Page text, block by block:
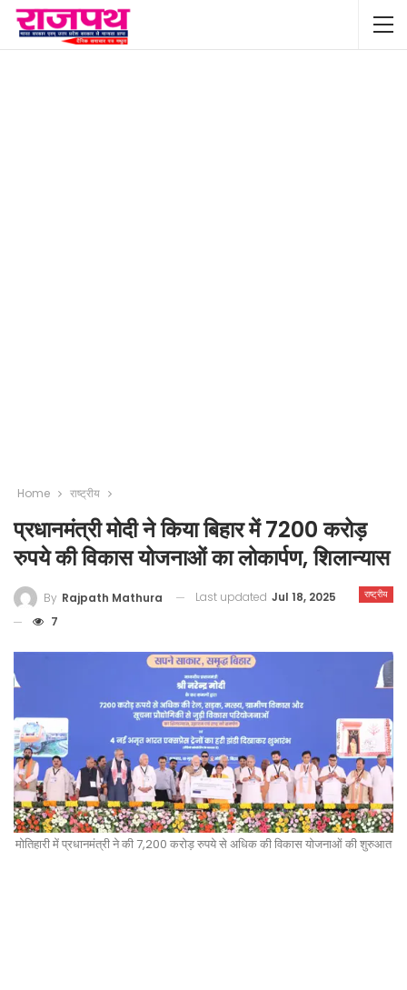
Home राष्ट्रीय
प्रधानमंत्री मोदी ने किया बिहार में 7200 करोड़
रुपये की विकास योजनाओं का लोकार्पण, शिलान्यास
राष्ट्रीय
By Rajpath Mathura Last updated Jul 18, 2025
7
मोतिहारी में प्रधानमंत्री ने की 7,200 करोड़ रुपये से अधिक की विकास योजनाओं की शुरुआत